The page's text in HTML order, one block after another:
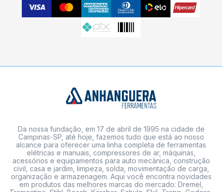
Da nossa fundação, em 17 de abril de 1995 na cidade de
Campinas-SP, até hoje, fazemos tudo que está ao nosso
alcance para oferecer uma linha completa de ferramentas
elétricas e manuais, compressores de ar, máquinas,
acessórios e equipamentos para auto mecânica, construção
civil, casa e jardim, limpeza, solda, movimentação de carga,
organização e armazenagem. Aqui você encontra novidades
em produtos das melhores marcas do mercado: Dremel,